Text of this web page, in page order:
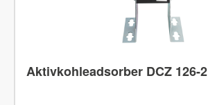
Aktivkohleadsorber DCZ 126-2